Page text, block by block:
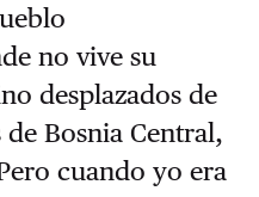
no vive su
desplazados de
Bosnia Central,
cuando yo era